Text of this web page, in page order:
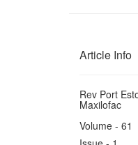
Article Info
Rev Port
Maxilofac
Volume - 61